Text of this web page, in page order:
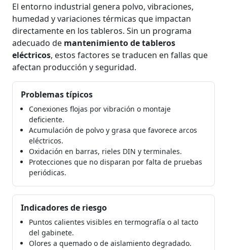
El entorno industrial genera polvo, vibraciones,
humedad y variaciones térmicas que impactan
directamente en los tableros. Sin un programa
adecuado de mantenimiento de tableros
eléctricos, estos factores se traducen en fallas que
afectan producción y seguridad.
Problemas típicos
Conexiones flojas por vibración o montaje
deficiente.
Acumulación de polvo y grasa que favorece arcos
eléctricos.
Oxidación en barras, rieles DIN y terminales.
Protecciones que no disparan por falta de pruebas
periódicas.
Indicadores de riesgo
Puntos calientes visibles en termografía o al tacto
del gabinete.
Olores a quemado o de aislamiento degradado.